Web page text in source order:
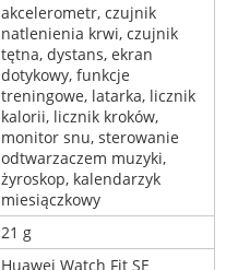
akcelerometr, czujnik
natlenienia krwi, czujnik
tętna, dystans, ekran
dotykowy, funkcje
treningowe, latarka, licznik
kalorii, licznik kroków,
monitor snu, sterowanie
odtwarzaczem muzyki,
żyroskop, kalendarzyk
miesiączkowy
21 g
Huawei Watch Fit SE